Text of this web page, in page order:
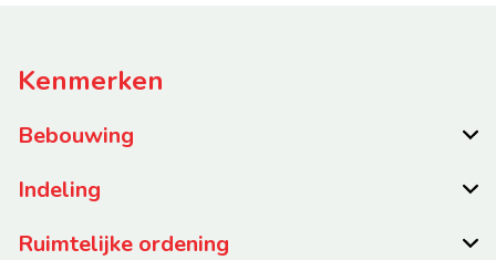
Kenmerken
Bebouwing
Indeling
Ruimtelijke ordening